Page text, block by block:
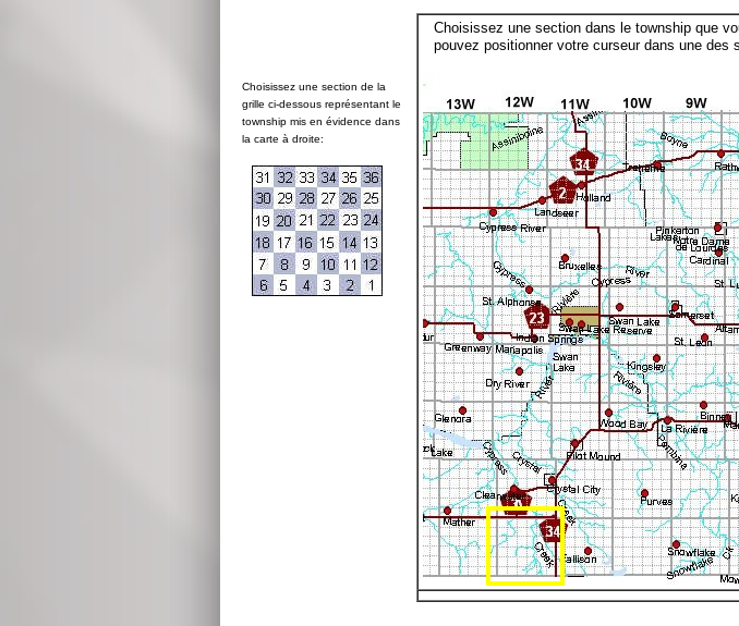
Choisissez une section de la
grille ci-dessous représentant le
township mis en évidence dans
la carte à droite:
Choisissez une section dans le township que
pouvez positionner votre curseur dans une